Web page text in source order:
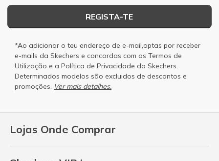
Lojas Onde Comprar
REGISTA-TE
*Ao adicionar o teu endereço de e-mail,optas por receber
e-mails da Skechers e concordas com os Termos de
Utilização e a Política de Privacidade da Skechers.
Determinados modelos são excluidos de descontos e
promoções. Ver mais detalhes.